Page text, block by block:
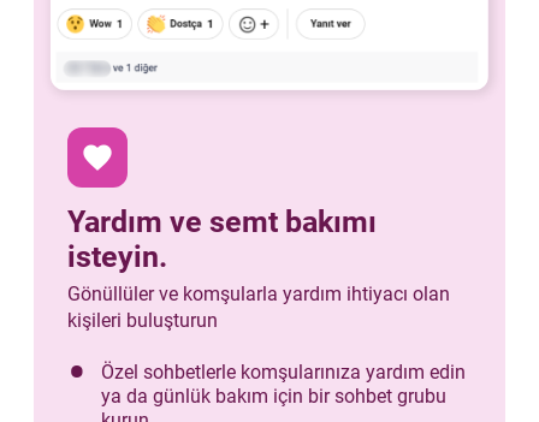
favorite
Yardım ve semt bakımı
isteyin.
Gönüllüler ve komşularla yardım ihtiyacı olan
kişileri buluşturun
Özel sohbetlerle komşularınıza yardım edin
ya da günlük bakım için bir sohbet grubu